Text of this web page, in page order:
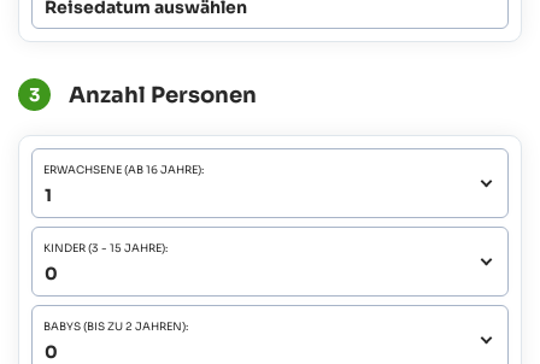
Reisedatum auswählen
3 Anzahl Personen
ERWACHSENE (AB 16 JAHRE):
KINDER (3 - 15 JAHRE):
BABYS (BIS ZU 2 JAHREN):